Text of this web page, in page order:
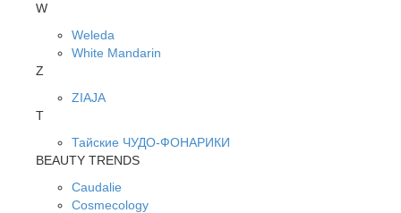
W
Weleda
White Mandarin
Z
ZIAJA
Т
Тайские ЧУДО-ФОНАРИКИ
BEAUTY TRENDS
Caudalie
Cosmecology